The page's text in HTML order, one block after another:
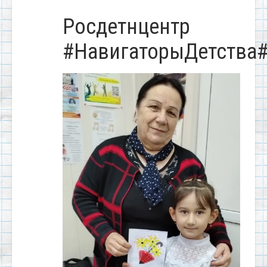
Росдетнцентр